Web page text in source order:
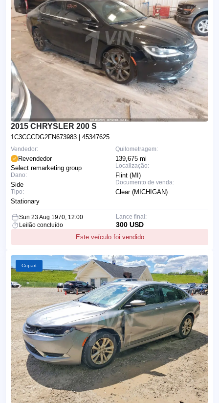
2015 CHRYSLER 200 S
1C3CCCDG2FN673983 | 45347625
Quilometragem:
139,675 mi
Localização:
Flint (MI)
Documento de venda:
Clear (MICHIGAN)
Vendedor:
Revendedor
Select remarketing group
Dano:
Side
Tipo:
Stationary
Sun 23 Aug 1970, 12:00
Leilão concluído
Este veículo foi vendido
Lance final:
300 USD
Copart